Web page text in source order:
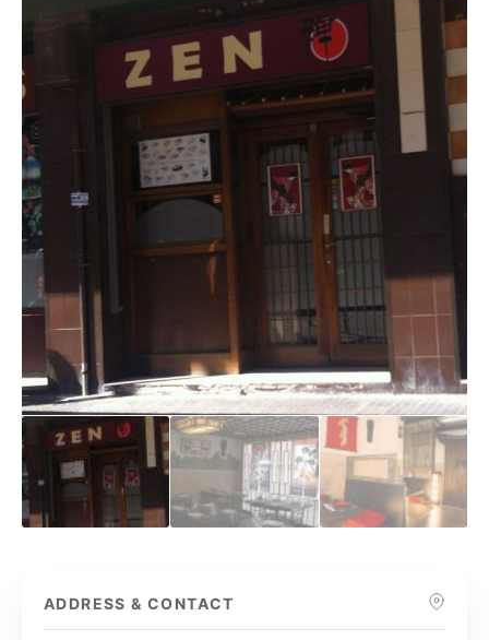
ADDRESS & CONTACT